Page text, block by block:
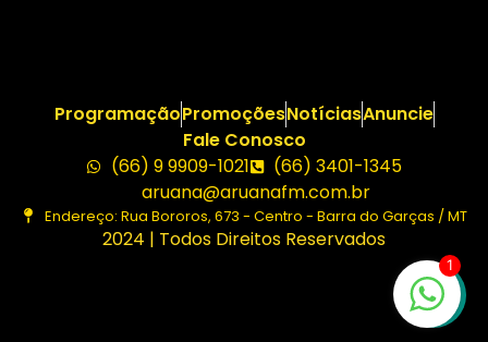
ProgramaçãoPromoçõesNotíciasAnuncie
Fale Conosco
(66) 9 9909-1021
(66) 3401-1345
aruana@aruanafm.com.br
Endereço: Rua Bororos, 673 - Centro - Barra do Garças / MT
2024 | Todos Direitos Reservados
1